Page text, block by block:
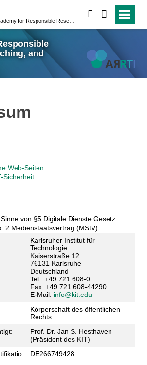
and
Web-Seiten
Sicherheit
von §5 Digitale Dienste Gesetz
2 Medienstaatsvertrag (MStV):
Karlsruher Institut für
Technologie
Kaiserstraße 12
76131 Karlsruhe
Deutschland
Tel.: +49 721 608-0
Fax: +49 721 608-44290
E-Mail: info@kit.edu
Körperschaft des öffentlichen
Rechts
Prof. Dr. Jan S. Hesthaven
(Präsident des KIT)
DE266749428